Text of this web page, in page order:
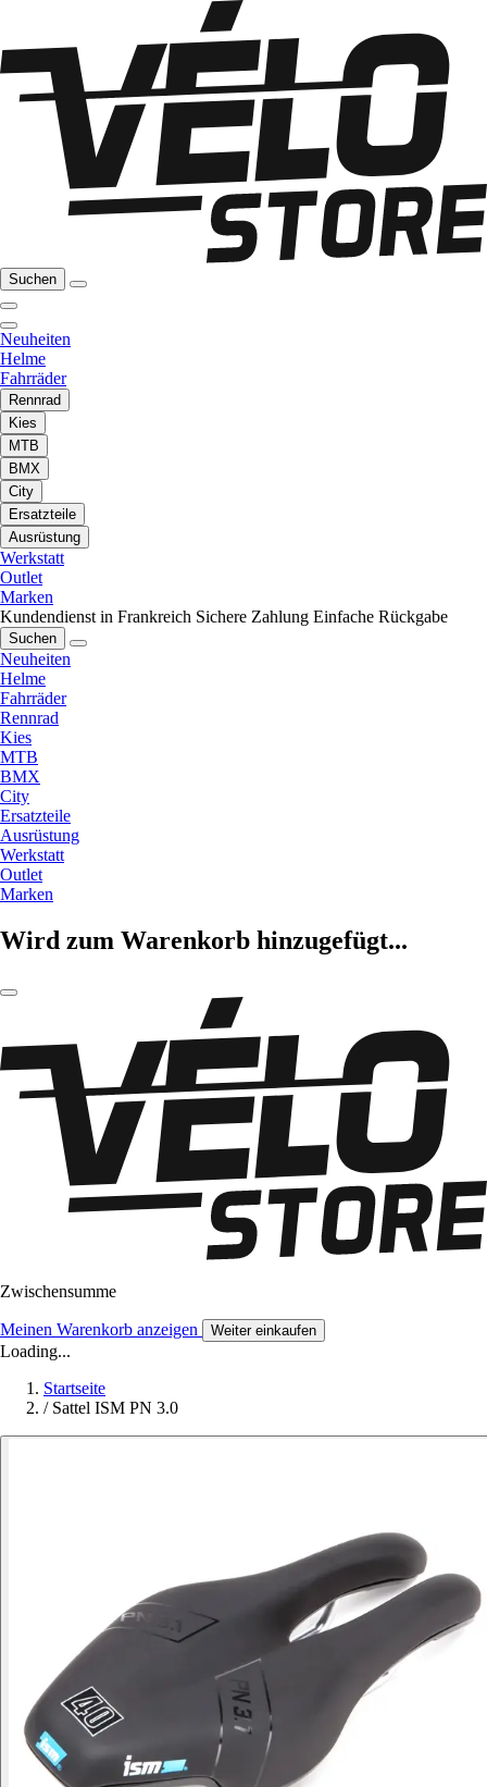
Suchen
Neuheiten
Helme
Fahrräder
Rennrad
Kies
MTB
BMX
City
Ersatzteile
Ausrüstung
Werkstatt
Outlet
Marken
Kundendienst in Frankreich Sichere Zahlung Einfache Rückgabe
Suchen
Neuheiten
Helme
Fahrräder
Rennrad
Kies
MTB
BMX
City
Ersatzteile
Ausrüstung
Werkstatt
Outlet
Marken
Wird zum Warenkorb hinzugefügt...
Zwischensumme
Meinen Warenkorb anzeigen Weiter einkaufen
Loading...
Startseite
/ Sattel ISM PN 3.0